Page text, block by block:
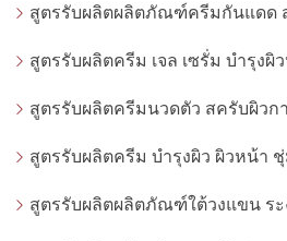
สูตรรับผลิตครีมนวดตัว สครับผิวก
สูตรรับผลิตครีม บำรุงผิว ผิวหน้า
สูตรรับผลิตผลิตภัณฑ์ใต้วงแขน ร